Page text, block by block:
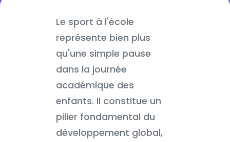
Le sport à l'école
représente bien plus
qu'une simple pause
dans la journée
académique des
enfants. Il constitue un
pilier fondamental du
développement global,